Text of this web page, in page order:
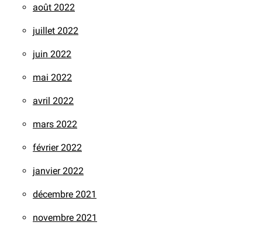
août 2022
juillet 2022
juin 2022
mai 2022
avril 2022
mars 2022
février 2022
janvier 2022
décembre 2021
novembre 2021